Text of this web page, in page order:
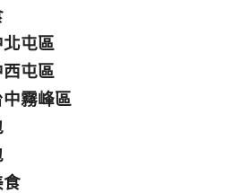
北屯區
西屯區
中霧峰區
食